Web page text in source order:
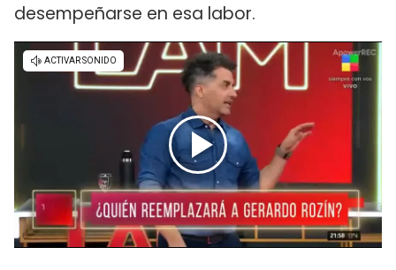
desempeñarse en esa labor.